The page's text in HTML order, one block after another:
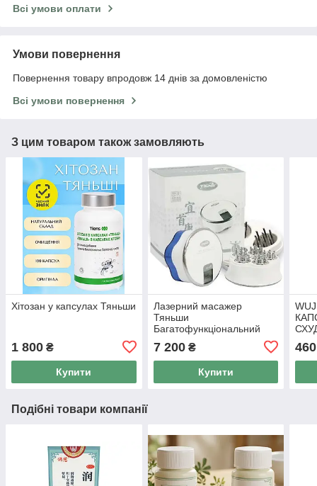
Всі умови оплати
Умови повернення
Повернення товару впродовж 14 днів за домовленістю
Всі умови повернення
З цим товаром також замовляють
Хітозан у капсулах Тяньши
1 800 ₴
Купити
Лазерний масажер
Тяньши
Багатофункціональний
масажер TQ-Z06 Ішоукан
7 200₴
Купити
капс
460
Подібні товари компанії